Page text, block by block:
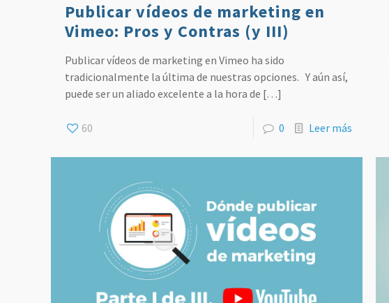
Publicar vídeos de marketing en
Vimeo: Pros y Contras (y III)
Publicar vídeos de marketing en Vimeo ha sido
tradicionalmente la última de nuestras opciones. Y aún así,
puede ser un aliado excelente a la hora de […]
60 0 Leer más